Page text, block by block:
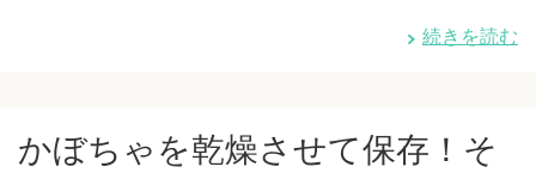
続きを読む
かぼちゃを乾燥させて保存！そ